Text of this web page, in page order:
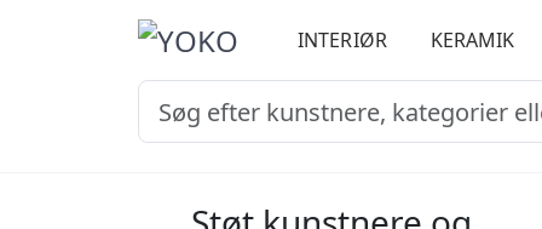
INTERIØR KERAMIK